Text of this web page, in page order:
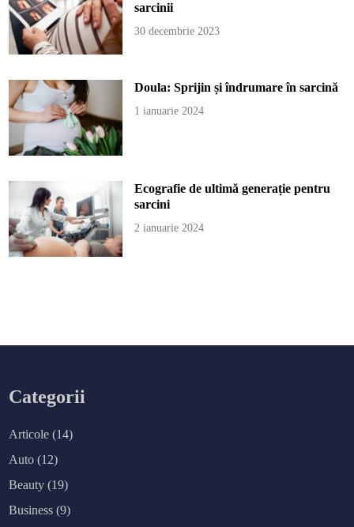
sarcinii
30 decembrie 2023
Doula: Sprijin și îndrumare în sarcină
1 ianuarie 2024
Ecografie de ultimă generație pentru
sarcini
2 ianuarie 2024
Categorii
Articole (14)
Auto (12)
Beauty (19)
Business (9)